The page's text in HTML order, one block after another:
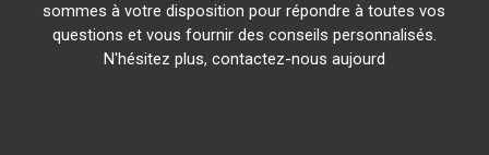
sommes à votre disposition pour répondre à toutes vos
questions et vous fournir des conseils personnalisés.
N'hésitez plus, contactez-nous aujourd